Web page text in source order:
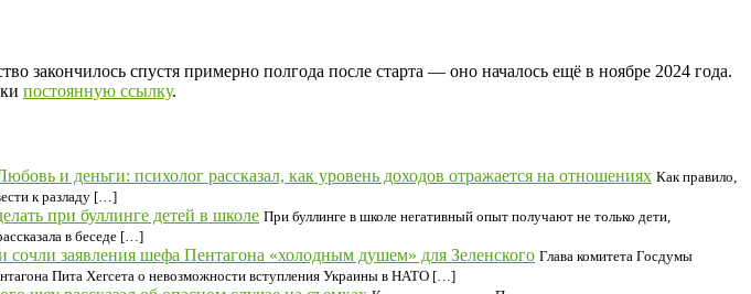
закончилось спустя примерно полгода после старта — оно началось ещё в ноябре 2024 года.
постоянную ссылку.
и деньги: психолог рассказал, как уровень доходов отражается на отношениях Как правило,
к разладу […]
при буллинге детей в школе При буллинге в школе негативный опыт получают не только дети,
в беседе […]
сочли заявления шефа Пентагона «холодным душем» для Зеленского Глава комитета Госдумы
Пита Хегсета о невозможности вступления Украины в НАТО […]